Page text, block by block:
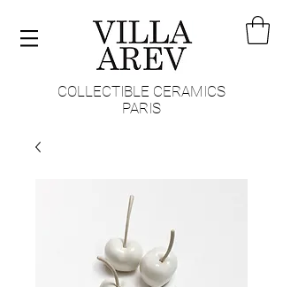
COLLECTIBLE CERAMICS
PARIS